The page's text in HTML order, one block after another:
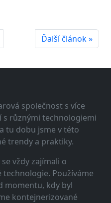
Ďalší článok »
společnost s více
s různými technologiemi
tu dobu jsme v této
trendy a praktiky.
vždy zajímali o
Používáme
momentu, kdy byl
kontejnerizované